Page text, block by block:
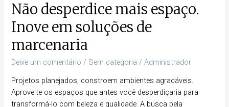
Não desperdice mais espaço.
Inove em soluções de
marcenaria
Deixe um comentário / Sem categoria /Administrador
Projetos planejados, constroem ambientes agradáveis.
Aproveite os espaços que antes você desperdiçaria para
transformá-lo com beleza e qualidade. A busca pela